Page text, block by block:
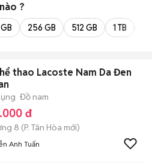
nào ?
256 GB 512 GB 1 TB
thao Lacoste Nam Da Đen
Đồ nam
đ
8 (P. Tân Hòa mới)
Anh Tuấn